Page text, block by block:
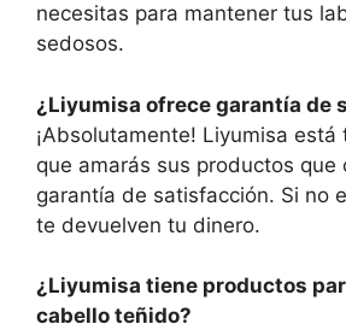
necesitas para mantener tus
sedosos.
¿Liyumisa ofrece garantía de
¡Absolutamente! Liyumisa está
que amarás sus productos que
garantía de satisfacción. Si no
te devuelven tu dinero.
¿Liyumisa tiene productos
cabello teñido?